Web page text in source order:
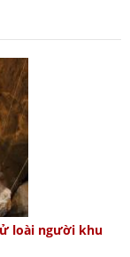
loài người khu